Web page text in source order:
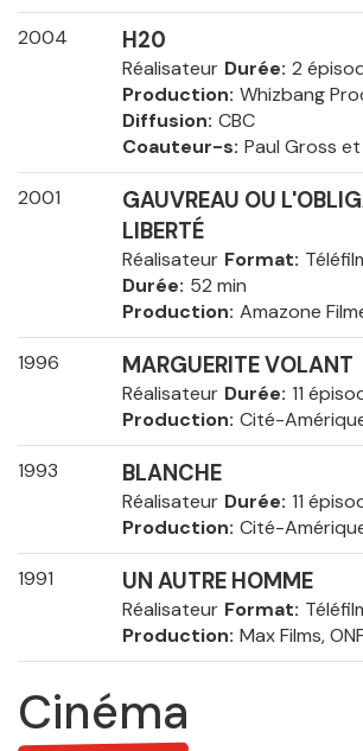
2004 H20
Réalisateur Durée 2
Production Whizbang
Diffusion CBC
Coauteur-s Paul Gross
2001
GAUVREAU OU
LIBERTÉ
Réalisateur Format
Durée 52 min
Production Amazone
1996 MARGUERITE VOLANT
Réalisateur Durée 11
Production Cité-
1993 BLANCHE
Réalisateur Durée 11
Production Cité-
1991 UN AUTRE HOMME
Réalisateur Format
Production Max Films,
Cinéma